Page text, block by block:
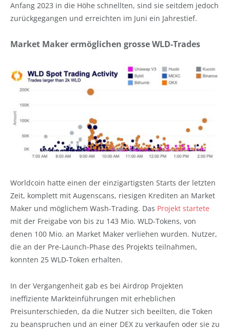
Anfang 2023 in die Höhe schnellten, sind sie seitdem jedoch
zurückgegangen und erreichten im Juni ein Jahrestief.
Market Maker ermöglichen grosse WLD-Trades
Worldcoin hatte einen der einzigartigsten Starts der letzten
Zeit, komplett mit Augenscans, riesigen Krediten an Market
Maker und möglichem Wash-Trading. Das Projekt startete
mit der Freigabe von bis zu 143 Mio. WLD-Tokens, von
denen 100 Mio. an Market Maker verliehen wurden. Nutzer,
die an der Pre-Launch-Phase des Projekts teilnahmen,
konnten 25 WLD-Token erhalten.
In der Vergangenheit gab es bei Airdrop Projekten
ineffiziente Markteinführungen mit erheblichen
Preisunterschieden, da die Nutzer sich beeilten, die Token
zu beanspruchen und an einer DEX zu verkaufen oder sie zu